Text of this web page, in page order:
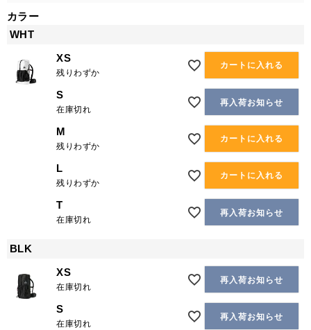
カラー
WHT
XS
残りわずか
カートに入れる
S
在庫切れ
再入荷お知らせ
M
残りわずか
カートに入れる
L
残りわずか
カートに入れる
T
在庫切れ
再入荷お知らせ
BLK
XS
在庫切れ
再入荷お知らせ
S
在庫切れ
再入荷お知らせ